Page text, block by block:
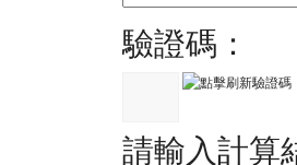
驗證碼：
請輸入計算